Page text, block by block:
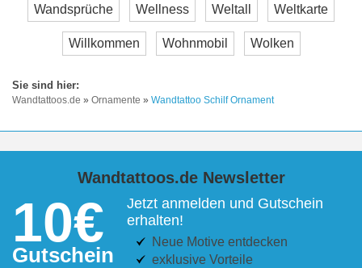
Wandsprüche Wellness Weltall Weltkarte
Willkommen Wohnmobil Wolken
Wandtattoos.de » Ornamente » Wandtattoo Schilf Ornament
Wandtattoos.de Newsletter
10€
Gutschein
Jetzt anmelden und Gutschein
erhalten!
Neue Motive entdecken
exklusive Vorteile